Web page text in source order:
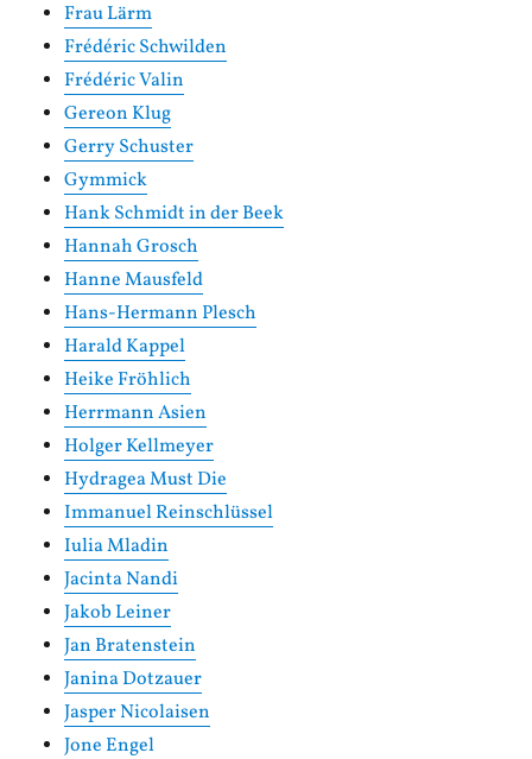
Frau Lärm
Frédéric Schwilden
Frédéric Valin
Gereon Klug
Gerry Schuster
Gymmick
Hank Schmidt in der Beek
Hannah Grosch
Hanne Mausfeld
Hans-Hermann Plesch
Harald Kappel
Heike Fröhlich
Herrmann Asien
Holger Kellmeyer
Hydragea Must Die
Immanuel Reinschlüssel
Iulia Mladin
Jacinta Nandi
Jakob Leiner
Jan Bratenstein
Janina Dotzauer
Jasper Nicolaisen
Jone Engel